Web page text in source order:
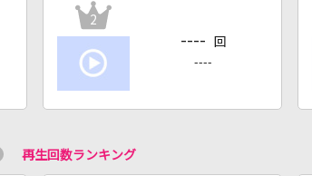
2
---- 回
----
再生回数ランキング